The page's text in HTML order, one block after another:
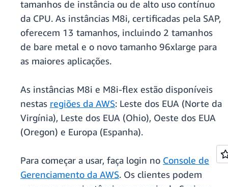
tamanhos de instância ou de alto uso contínuo
da CPU. As instâncias M8i, certificadas pela SAP,
oferecem 13 tamanhos, incluindo 2 tamanhos
de bare metal e o novo tamanho 96xlarge para
as maiores aplicações.
As instâncias M8i e M8i-flex estão disponíveis
nestas regiões da AWS: Leste dos EUA (Norte da
Virgínia), Leste dos EUA (Ohio), Oeste dos EUA
(Oregon) e Europa (Espanha).
Para começar a usar, faça login no Console de
Gerenciamento da AWS. Os clientes podem